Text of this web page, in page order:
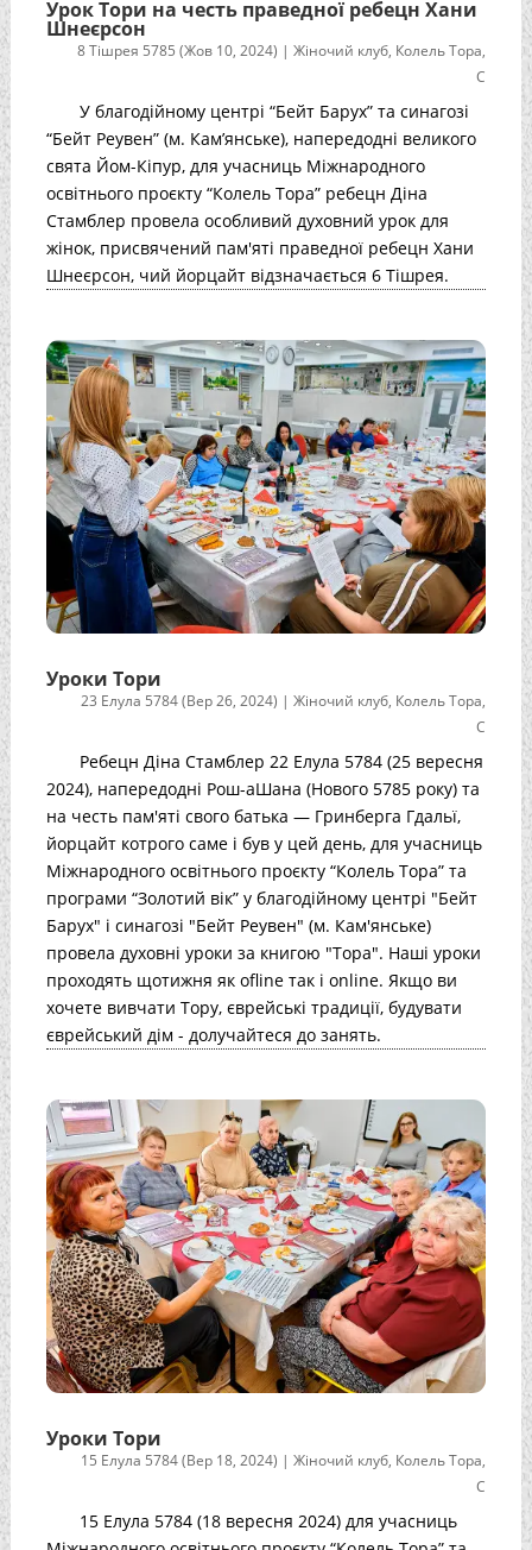
Урок Тори на честь праведної ребецн Хани
Шнеєрсон
8 Тішрея 5785 (Жов 10, 2024) |Жіночий клуб, Колель Тора,
С
У благодійному центрі “Бейт Барух” та синагозі
“Бейт Реувен” (м. Кам’янське), напередодні великого
свята Йом-Кіпур, для учасниць Міжнародного
освітнього проєкту “Колель Тора” ребецн Діна
Стамблер провела особливий духовний урок для
жінок, присвячений пам'яті праведної ребецн Хани
Шнеєрсон, чий йорцайт відзначається 6 Тішрея.
Уроки Тори
23 Елула 5784 (Вер 26, 2024) |Жіночий клуб, Колель Тора,
С
Ребецн Діна Стамблер 22 Елула 5784 (25 вересня
2024), напередодні Рош-аШана (Нового 5785 року) та
на честь пам'яті свого батька — Гринберга Гдальї,
йорцайт котрого саме і був у цей день, для учасниць
Міжнародного освітнього проєкту “Колель Тора” та
програми “Золотий вік” у благодійному центрі "Бейт
Барух" і синагозі "Бейт Реувен" (м. Кам'янське)
провела духовні уроки за книгою "Тора". Наші уроки
проходять щотижня як ofline так і online. Якщо ви
хочете вивчати Тору, єврейські традиції, будувати
єврейський дім - долучайтеся до занять.
Уроки Тори
15 Елула 5784 (Вер 18, 2024) |Жіночий клуб, Колель Тора,
С
15 Елула 5784 (18 вересня 2024) для учасниць